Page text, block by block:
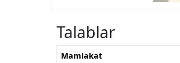
Talablar
Mamlakat